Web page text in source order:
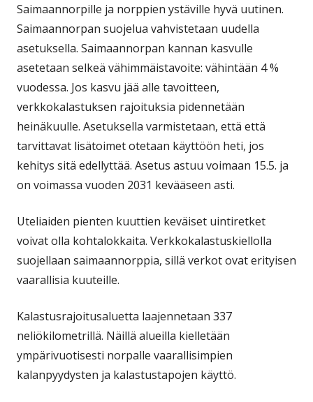
Saimaannorpille ja norppien ystäville hyvä uutinen.
Saimaannorpan suojelua vahvistetaan uudella
asetuksella. Saimaannorpan kannan kasvulle
asetetaan selkeä vähimmäistavoite: vähintään 4 %
vuodessa. Jos kasvu jää alle tavoitteen,
verkkokalastuksen rajoituksia pidennetään
heinäkuulle. Asetuksella varmistetaan, että että
tarvittavat lisätoimet otetaan käyttöön heti, jos
kehitys sitä edellyttää. Asetus astuu voimaan 15.5. ja
on voimassa vuoden 2031 kevääseen asti.
Uteliaiden pienten kuuttien keväiset uintiretket
voivat olla kohtalokkaita. Verkkokalastuskiellolla
suojellaan saimaannorppia, sillä verkot ovat erityisen
vaarallisia kuuteille.
Kalastusrajoitusaluetta laajennetaan 337
neliökilometrillä. Näillä alueilla kielletään
ympärivuotisesti norpalle vaarallisimpien
kalanpyydysten ja kalastustapojen käyttö.